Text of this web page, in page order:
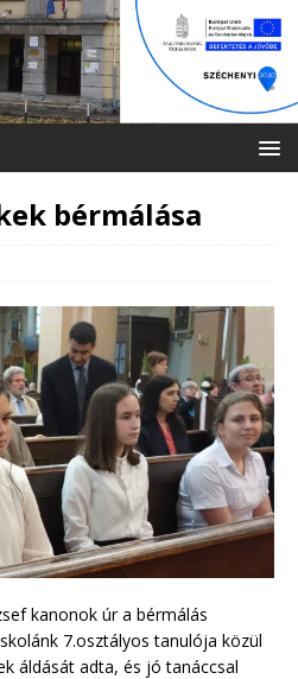
bérmálása
kanonok úr a bérmálás
7.osztályos tanulója közül
áldását adta, és jó tanáccsal